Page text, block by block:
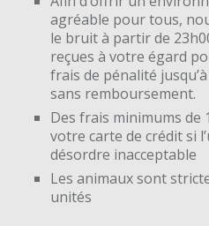
agréable pour tous,
le bruit à partir de
reçues à votre égard
frais de pénalité
sans remboursement.
Des frais minimums de
votre carte de crédit si
désordre inacceptable
Les animaux sont
unités